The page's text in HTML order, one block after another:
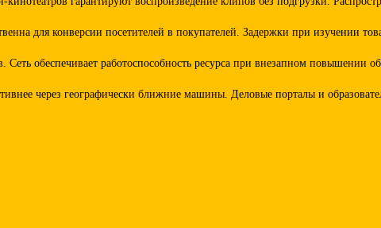
для конверсии посетителей в покупателей. Задержки при изучении
обеспечивает работоспособность ресурса при внезапном повышении
через географически ближние машины. Деловые порталы и